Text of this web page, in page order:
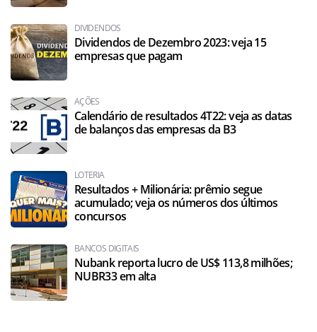
DIVIDENDOS
Dividendos de Dezembro 2023: veja 15
empresas que pagam
AÇÕES
Calendário de resultados 4T22: veja as datas
de balanços das empresas da B3
LOTERIA
Resultados + Milionária: prêmio segue
acumulado; veja os números dos últimos
concursos
BANCOS DIGITAIS
Nubank reporta lucro de US$ 113,8 milhões;
NUBR33 em alta